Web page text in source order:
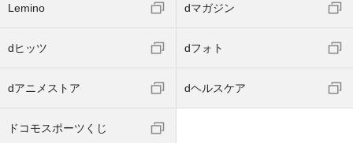
Lemino dマガジン
dヒッツ dフォト
dアニメストア dヘルスケア
ドコモスポーツくじ